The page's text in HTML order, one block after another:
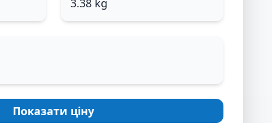
Показати ціну